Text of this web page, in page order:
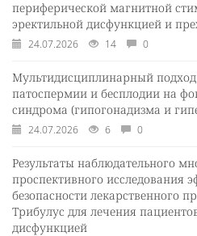
периферической магнитной
эректильной дисфункцией и
24.07.2026 14 0
Мультидисциплинарный
патоспермии и бесплодии на
синдрома (гипогонадизма и
24.07.2026 6 0
Результаты наблюдательного
проспективного исследования
безопасности лекарственного
Трибулус для лечения
дисфункцией